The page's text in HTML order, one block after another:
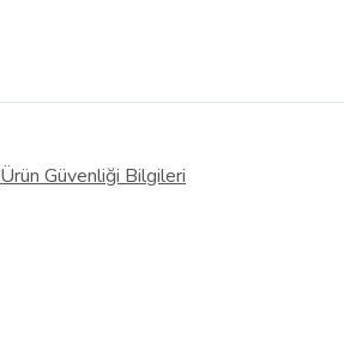
Ürün Güvenliği Bilgileri